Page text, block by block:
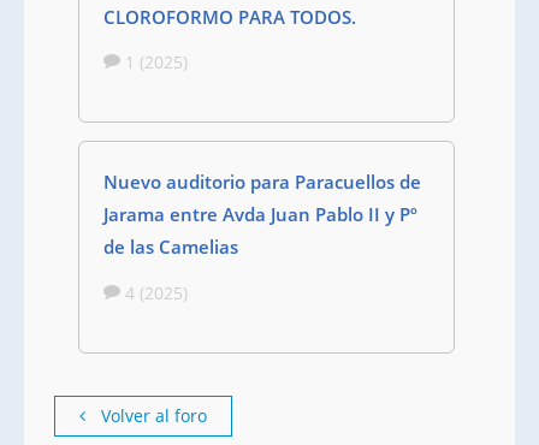
CLOROFORMO PARA TODOS.
1 (2025)
Nuevo auditorio para Paracuellos de
Jarama entre Avda Juan Pablo II y Pº
de las Camelias
4 (2025)
Volver al foro